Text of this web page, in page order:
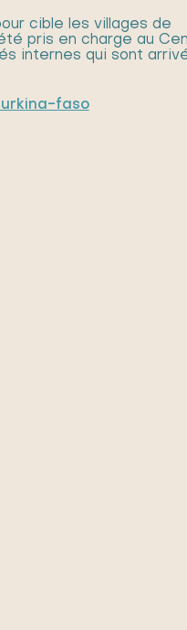
cible les villages de
pris en charge au
internes qui sont
faso